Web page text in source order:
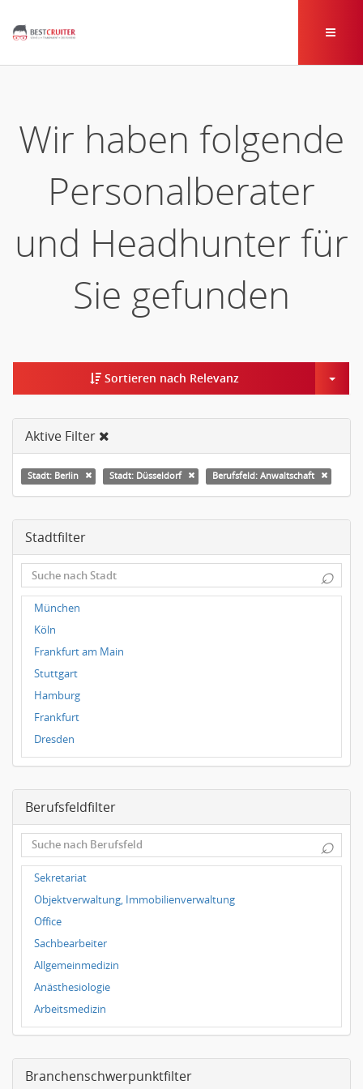
Wir haben folgende
Personalberater
und Headhunter für
Sie gefunden
Sortieren nach Relevanz
Aktive Filter
Stadt: Berlin Stadt: Düsseldorf Berufsfeld: Anwaltschaft
Stadtfilter
⌕
München
Köln
Frankfurt am Main
Stuttgart
Hamburg
Frankfurt
Dresden
Magdeburg
Dortmund
Wuppertal
Hallbergmoos
Würzburg
Grünwald
Ulm
Bielefeld
Hannover
Duisburg
Berufsfeldfilter
⌕
Sekretariat
Objektverwaltung, Immobilienverwaltung
Office
Sachbearbeiter
Allgemeinmedizin
Anästhesiologie
Arbeitsmedizin
Augenheilkunde
Frauenheilkunde, Geburtshilfe
Branchenschwerpunktfilter